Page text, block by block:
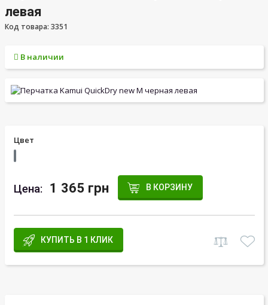
левая
Код товара: 3351
В наличии
Цвет
Цена: 1 365 грн В КОРЗИНУ
КУПИТЬ В 1 КЛИК